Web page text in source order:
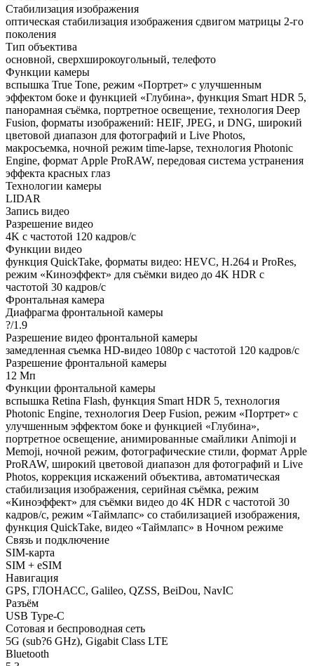
Стабилизация изображения
оптическая стабилизация изображения сдвигом матрицы 2-го
поколения
Тип объектива
основной, сверхширокоугольный, телефото
Функции камеры
вспышка True Tone, режим «Портрет» с улучшенным
эффектом боке и функцией «Глубина», функция Smart HDR 5,
панорамная съёмка, портретное освещение, технология Deep
Fusion, форматы изображений: HEIF, JPEG, и DNG, широкий
цветовой диапазон для фотографий и Live Photos,
макросъемка, ночной режим time-lapse, технология Photonic
Engine, формат Apple ProRAW, передовая система устранения
эффекта красных глаз
Технологии камеры
LIDAR
Запись видео
Разрешение видео
4K с частотой 120 кадров/с
Функции видео
функция QuickTake, форматы видео: HEVC, H.264 и ProRes,
режим «Киноэффект» для съёмки видео до 4K HDR с
частотой 30 кадров/с
Фронтальная камера
Диафрагма фронтальной камеры
?/1.9
Разрешение видео фронтальной камеры
замедленная съемка HD-видео 1080p с частотой 120 кадров/с
Разрешение фронтальной камеры
12 Мп
Функции фронтальной камеры
вспышка Retina Flash, функция Smart HDR 5, технология
Photonic Engine, технология Deep Fusion, режим «Портрет» с
улучшенным эффектом боке и функцией «Глубина»,
портретное освещение, анимированные смайлики Animoji и
Memoji, ночной режим, фотографические стили, формат Apple
ProRAW, широкий цветовой диапазон для фотографий и Live
Photos, коррекция искажений объектива, автоматическая
стабилизация изображения, серийная съёмка, режим
«Киноэффект» для съёмки видео до 4K HDR с частотой 30
кадров/с, режим «Таймлапс» со стабилизацией изображения,
функция QuickTake, видео «Таймлапс» в Ночном режиме
Связь и подключение
SIM-карта
SIM + eSIM
Навигация
GPS, ГЛОНАСС, Galileo, QZSS, BeiDou, NavIC
Разъём
USB Type-C
Сотовая и беспроводная сеть
5G (sub?6 GHz), Gigabit Class LTE
Bluetooth